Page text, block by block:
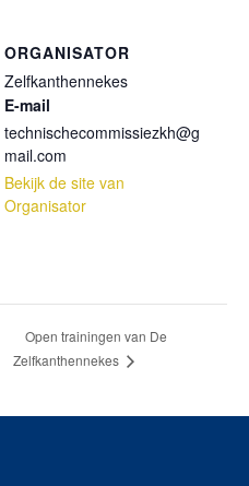
ORGANISATOR
Zelfkanthennekes
E-mail
technischecommissiezkh@g
mail.com
Bekijk de site van
Organisator
Open trainingen van De
Zelfkanthennekes